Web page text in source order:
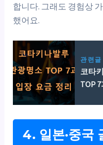
합니다. 그래도 경험상
했어요.
관련글
코타
TOP
4. 일본·중국